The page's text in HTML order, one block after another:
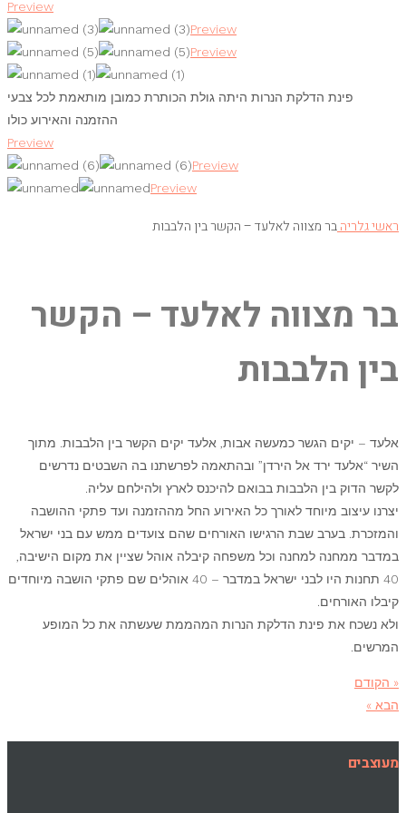
הדלקת הנרות היתה גולת הכותרת כמובן מותאמת לכל צבעי
ההזמנה והאירוע כולו
בר מצווה לאלעד – הקשר בין הלבבות
לאלעד – הקשר
הלבבות
הגשר כמעשה אבות, אלעד יקים הקשר בין הלבבות. מתוך
ירד אל הירדן” ובהתאמה לפרשתנו בה השבטים נדרשים
בין הלבבות בבואם להיכנס לארץ ולהילחם עליה.
מיוחד לאורך כל האירוע החל מההזמנה ועד פתקי ההושבה
בערב שבת הרגישו האורחים שהם צועדים ממש עם בני ישראל
למחנה וכל משפחה קיבלה אוהל שציין את מקום הישיבה,
40 תחנות היו לבני ישראל במדבר – 40 אוהלים שם פתקי הושבה מיוחדים
את פינת הדלקת הנרות המהממת שעשתה את כל המופע